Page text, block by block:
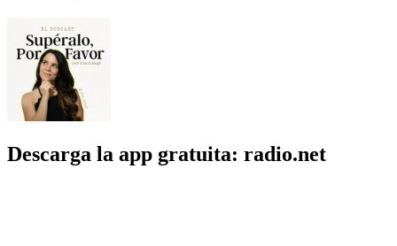
Descarga la app gratuita: radio.net